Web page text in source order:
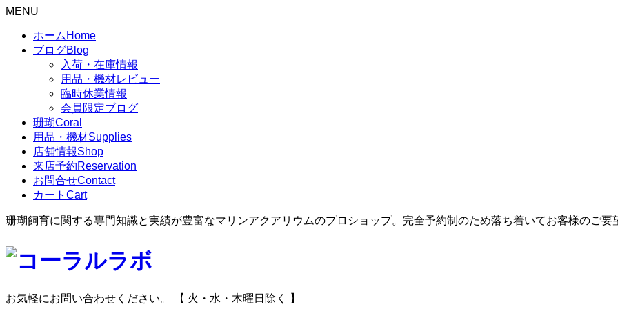
MENU
ホーム Home
ブログBlog
入荷・在庫情報
用品・機材レビュー
臨時休業情報
会員限定ブログ
珊瑚Coral
用品・機材Supplies
店舗情報Shop
来店予約Reservation
お問合せContact
カート Cart
珊瑚飼育に関する専門知識と実績が豊富なマリンアクアリウムのプロショップ。完全予約制のため落ち着いてお客様のご要
お気軽にお問い合わせください。 【 火・水・木曜日除く 】